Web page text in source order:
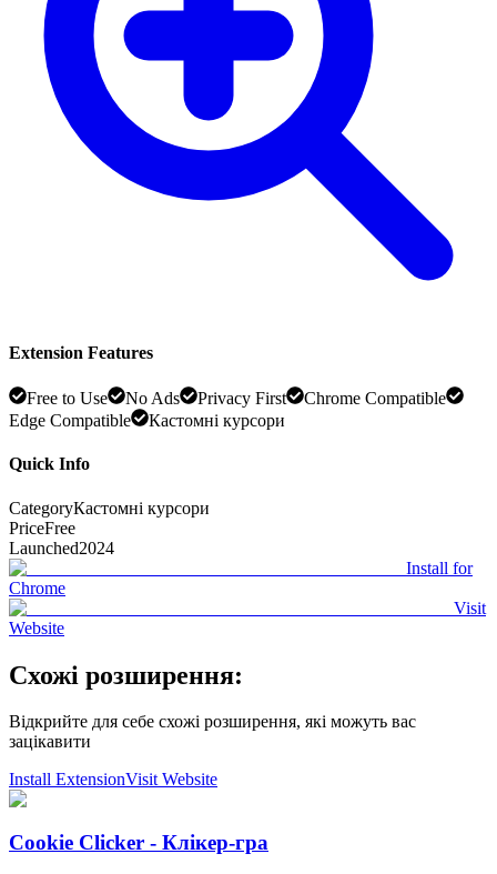
Extension Features
Free to Use No Ads Privacy First
Chrome Compatible
Edge Compatible
Кастомні курсори
Quick Info
CategoryКастомні курсори
PriceFree
Launched2024
Install for
Chrome
Visit
Website
Схожі розширення:
Відкрийте для себе схожі розширення, які можуть вас
зацікавити
Install ExtensionVisit Website
Cookie Clicker - Клікер-гра